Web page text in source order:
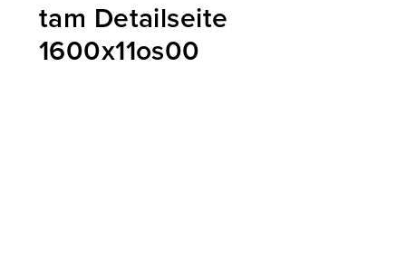
tam Detailseite
1600x11os00